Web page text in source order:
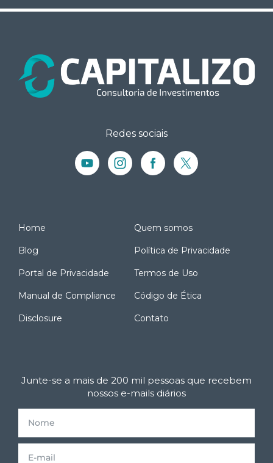
Redes sociais
Home Quem somos
Blog Política de Privacidade
Portal de Privacidade Termos de Uso
Manual de Compliance Código de Ética
Disclosure Contato
Junte-se a mais de 200 mil pessoas que recebem
nossos e-mails diários